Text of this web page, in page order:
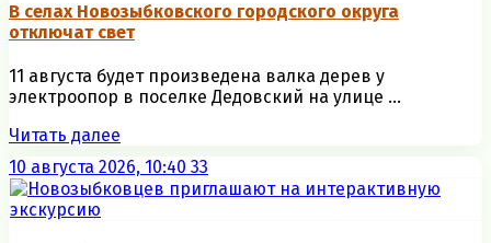
В селах Новозыбковского городского округа
отключат свет
11 августа будет произведена валка дерев у
электроопор в поселке Дедовский на улице ...
Читать далее
10 августа 2026, 10:40 33